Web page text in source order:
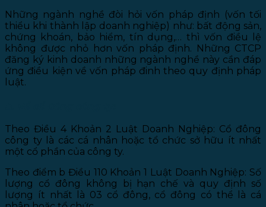
Những ngành nghề đòi hỏi vốn pháp định (vốn tối
thiểu khi thành lập doanh nghiệp) như: bất động sản,
chứng khoán, bảo hiểm, tín dụng,… thì vốn điều lệ
không được nhỏ hơn vốn pháp định. Những CTCP
đăng ký kinh doanh những ngành nghề này cần đáp
ứng điều kiện về vốn pháp đinh theo quy định pháp
luật.
Theo Điều 4 Khoản 2 Luật Doanh Nghiệp: Cổ đông
công ty là các cá nhân hoặc tổ chức sở hữu ít nhất
một cổ phần của công ty.
Theo điểm b Điều 110 Khoản 1 Luật Doanh Nghiệp: Số
lượng cổ đông không bị hạn chế và quy định số
lượng ít nhất là 03 cổ đông, cổ đông có thể là cá